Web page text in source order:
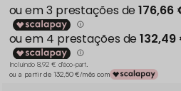
Incluindo 8,92 € d'éco-part.
ou a partir de 132,50 €/mês com